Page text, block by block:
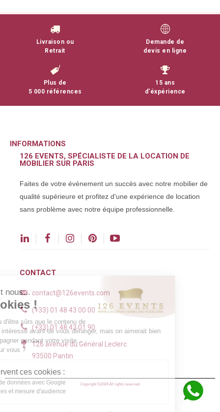
Livraison ou
Retrait
Demande de
devis en ligne
Plus de
5 000 références
15 ans
d'éxpérience
INFORMATIONS
126 EVENTS, SPÉCIALISTE DE LA LOCATION DE
MOBILIER SUR PARIS
Faites de votre événement un succès avec notre mobilier de
qualité supérieure et profitez d'une expérience de location
sans problème avec notre équipe professionnelle.
CONTACT
contact@126events.com
(+33) 01 48 43 00 00
(+33) 01 48 43 01 90
126 avenue du Général Leclerc
93500 Pantin
Copyright ©2024 All rights reserved.
Salut c'est nous...
les Cookies !
On a attendu d'être sûrs que le contenu de
ce site vous intéresse avant de vous déranger, mais on aimerait bien
vous accompagner pendant votre visite...
C'est OK pour vous ?
À quoi servent ces cookies :
Partage de données avec Google
Statistiques et mesure d'audience